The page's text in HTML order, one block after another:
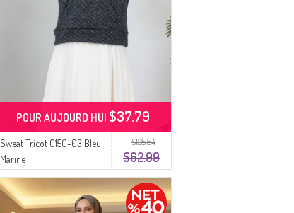
$125.54
$62.99
Sweat Tricot 0150-03 Bleu
Marine
POUR AUJOURD HUI $37.79